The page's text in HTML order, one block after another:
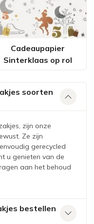
Cadeaupapier
Sinterklaas op rol
soorten
zijn onze
Ze zijn
gerecycled
u genieten van de
aan het behoud
bestellen